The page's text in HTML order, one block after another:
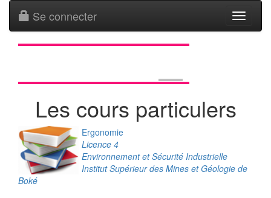
Toggle
Se connecter
Les cours particulers
Ergonomie
Licence 4
Environnement et Sécurité Industrielle
Institut Supérieur des Mines et Géologie de
Boké